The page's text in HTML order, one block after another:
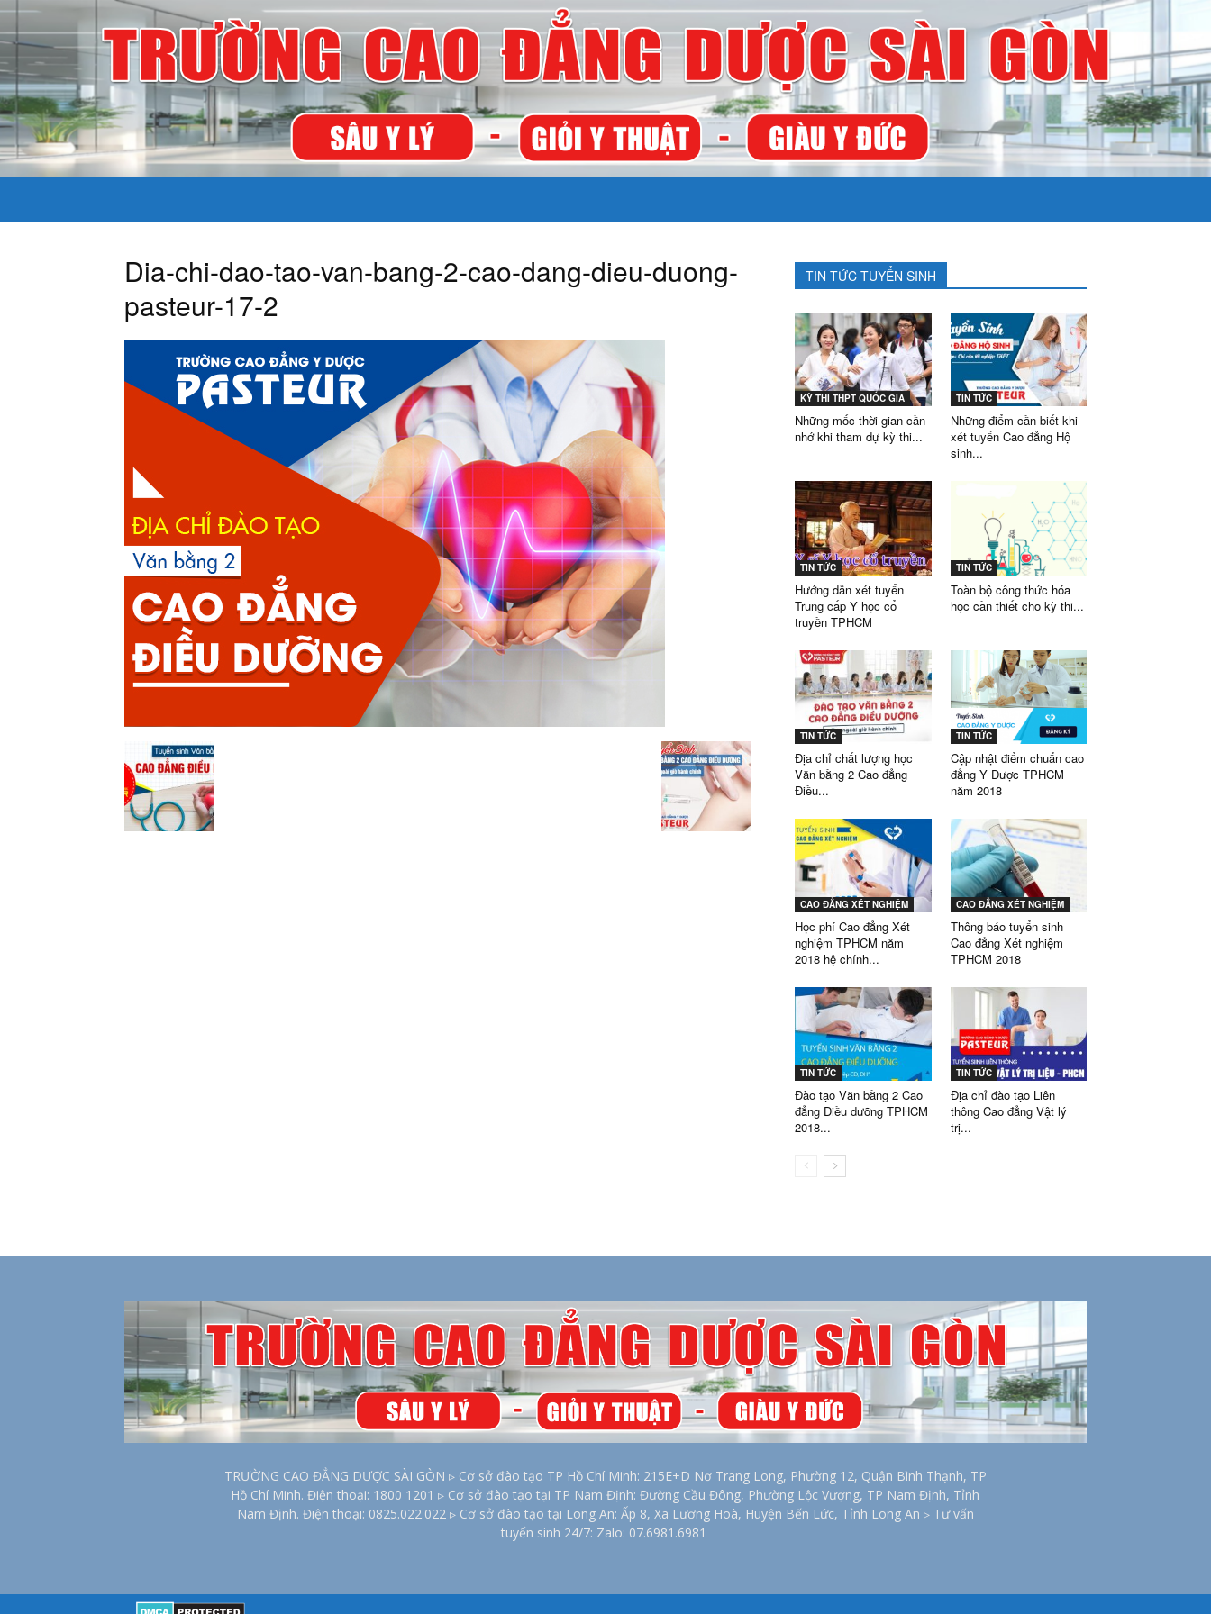
ĐẲNG
DƯỢC
Dia-chi-dao-tao-van-bang-2-cao-dang-dieu-duong-
pasteur-17-2
TIN TỨC TUYỂN SINH
KỲ THI THPT QUỐC GIA
Những mốc thời gian cần
nhớ khi tham dự kỳ thi...
TIN TỨC
Những điểm cần biết khi
xét tuyển Cao đẳng Hộ
sinh...
TIN TỨC
Hướng dẫn xét tuyển
Trung cấp Y học cổ
truyền TPHCM
TIN TỨC
Toàn bộ công thức hóa
học cần thiết cho kỳ thi...
TIN TỨC
Địa chỉ chất lượng học
Văn bằng 2 Cao đẳng
Điều...
TIN TỨC
Cập nhật điểm chuẩn cao
đẳng Y Dược TPHCM
năm 2018
CAO ĐẲNG XÉT NGHIỆM
Học phí Cao đẳng Xét
nghiệm TPHCM năm
2018 hệ chính...
CAO ĐẲNG XÉT NGHIỆM
Thông báo tuyển sinh
Cao đẳng Xét nghiệm
TPHCM 2018
TIN TỨC
Đào tạo Văn bằng 2 Cao
đẳng Điều dưỡng TPHCM
2018...
TIN TỨC
Địa chỉ đào tạo Liên
thông Cao đẳng Vật lý
trị...
TRƯỜNG CAO ĐẲNG DƯỢC SÀI GÒN ▹ Cơ sở đào tạo TP Hồ Chí Minh: 215E+D Nơ Trang Long, Phường 12, Quận Bình Thạnh, TP
Hồ Chí Minh. Điện thoại: 1800 1201 ▹ Cơ sở đào tạo tại TP Nam Định: Đường Cầu Đông, Phường Lộc Vượng, TP Nam Định, Tỉnh
Nam Định. Điện thoại: 0825.022.022 ▹ Cơ sở đào tạo tại Long An: Ấp 8, Xã Lương Hoà, Huyện Bến Lức, Tỉnh Long An ▹ Tư vấn
tuyển sinh 24/7: Zalo: 07.6981.6981